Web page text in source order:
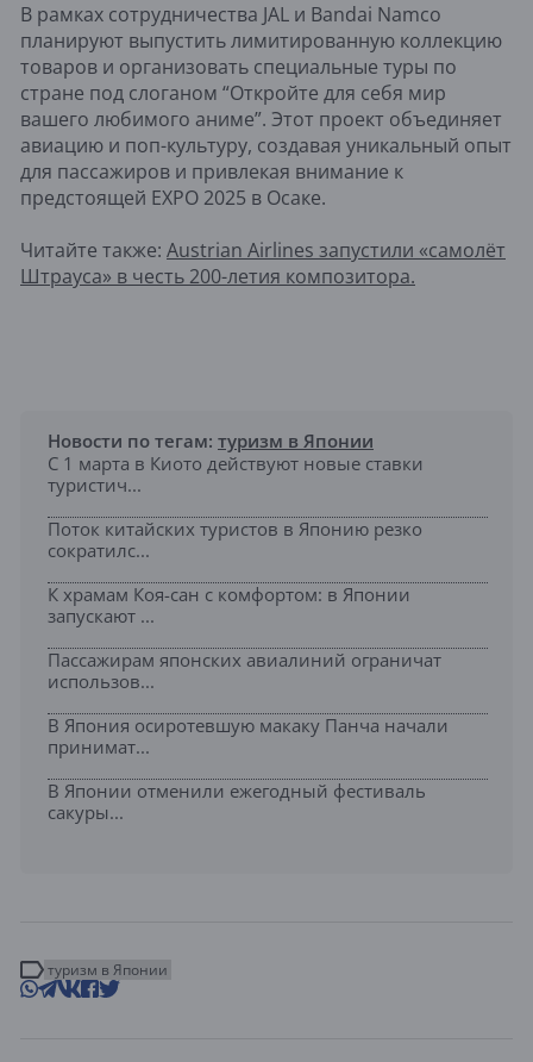
В рамках сотрудничества JAL и Bandai Namco
планируют выпустить лимитированную коллекцию
товаров и организовать специальные туры по
стране под слоганом “Откройте для себя мир
вашего любимого аниме”. Этот проект объединяет
авиацию и поп-культуру, создавая уникальный опыт
для пассажиров и привлекая внимание к
предстоящей EXPO 2025 в Осаке.
Читайте также: Austrian Airlines запустили «самолёт
Штрауса» в честь 200-летия композитора.
Новости по тегам: туризм в Японии
С 1 марта в Киото действуют новые ставки
туристич...
Поток китайских туристов в Японию резко
сократилс...
К храмам Коя-сан с комфортом: в Японии
запускают ...
Пассажирам японских авиалиний ограничат
использов...
В Япония осиротевшую макаку Панча начали
принимат...
В Японии отменили ежегодный фестиваль
сакуры...
туризм в Японии